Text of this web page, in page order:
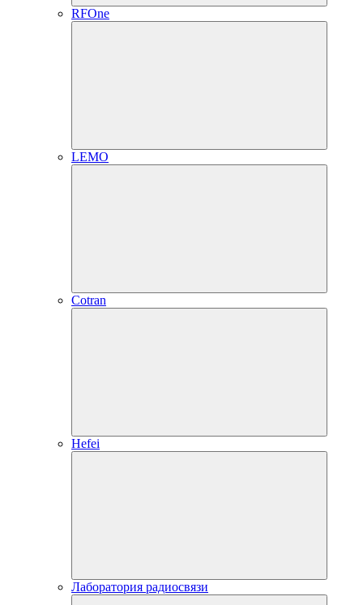
RFOne
LEMO
Cotran
Hefei
Лаборатория радиосвязи